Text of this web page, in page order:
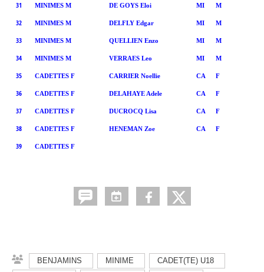
31 MINIMES M DE GOYS Eloi MI M
32 MINIMES M DELFLY Edgar MI M
33 MINIMES M QUELLIEN Enzo MI M
34 MINIMES M VERRAES Leo MI M
35 CADETTES F CARRIER Noellie CA F
36 CADETTES F DELAHAYE Adele CA F
37 CADETTES F DUCROCQ Lisa CA F
38 CADETTES F HENEMAN Zoe CA F
39 CADETTES F
BENJAMINS MINIME
CADET(TE) U18